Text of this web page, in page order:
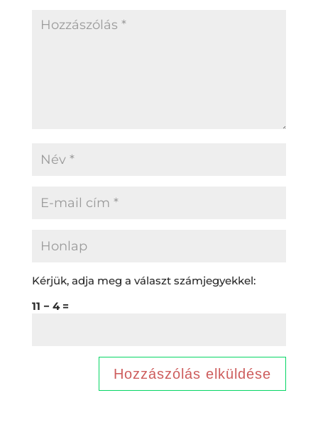
Kérjük, adja meg a választ számjegyekkel:
11 − 4 =